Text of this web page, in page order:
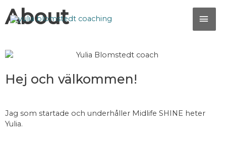
till
innehåll
About
Hej och välkommen!
Jag som startade och underhåller Midlife SHINE heter
Yulia.